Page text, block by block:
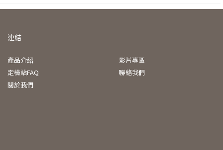
連結
產品介紹
定檢站FAQ
關於我們
影片專區
聯絡我們